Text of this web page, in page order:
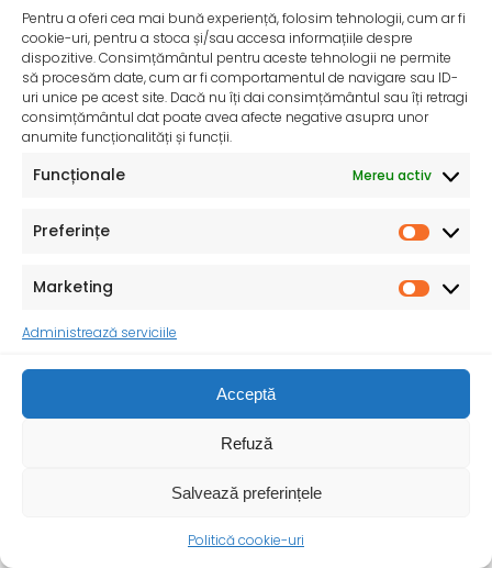
Pentru a oferi cea mai bună experiență, folosim tehnologii, cum ar fi
cookie-uri, pentru a stoca și/sau accesa informațiile despre
dispozitive. Consimțământul pentru aceste tehnologii ne permite
să procesăm date, cum ar fi comportamentul de navigare sau ID-
uri unice pe acest site. Dacă nu îți dai consimțământul sau îți retragi
consimțământul dat poate avea afecte negative asupra unor
anumite funcționalități și funcții.
Funcționale Mereu activ
Preferințe
Marketing
Administrează serviciile
Acceptă
Refuză
Salvează preferințele
Politică cookie-uri
Consumul de tutun reprezintă una dintre
Țânțarii și căpușele vă pot îmbolnăvi! Protejați-vă
de înțepăturile sau mușcăturile acestora!
Bolile transmise de vectori sunt afecțiuni cauzate de